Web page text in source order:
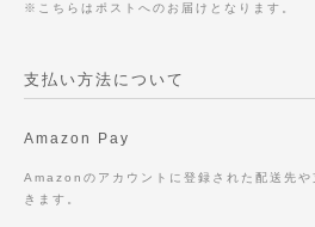
※こちらはポストへのお届けとなります。
支払い方法について
Amazon Pay
Amazonのアカウントに登録された配送先や
きます。